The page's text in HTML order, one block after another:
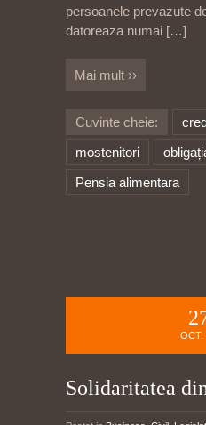
persoanele prevazute
datoreaza numai […]
Mai mult ››
Cuvinte cheie:
mostenitori
Pensia alimentara
OCT.
Solidaritatea